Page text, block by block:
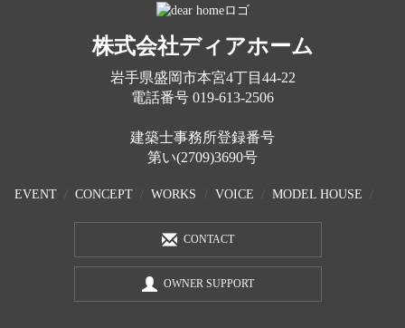
株式会社ディアホーム
岩手県盛岡市本宮4丁目44-22
電話番号 019-613-2506
建築士事務所登録番号
第い(2709)3690号
EVENT CONCEPT WORKS VOICE MODEL HOUSE
CONTACT
OWNER SUPPORT